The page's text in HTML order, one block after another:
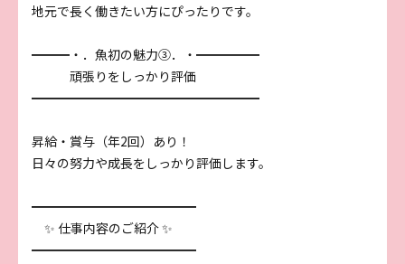
地元で長く働きたい方にぴったりです。
━━━・．魚初の魅力③．・━━━━━
頑張りをしっかり評価
━━━━━━━━━━━━━━━━━━
昇給・賞与（年2回）あり！
日々の努力や成長をしっかり評価します。
━━━━━━━━━━━━━
✨ 仕事内容のご紹介 ✨
━━━━━━━━━━━━━